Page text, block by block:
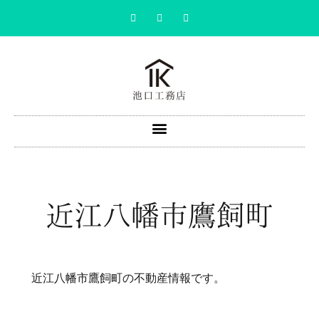
近江八幡市鷹飼町
近江八幡市鷹飼町の不動産情報です。